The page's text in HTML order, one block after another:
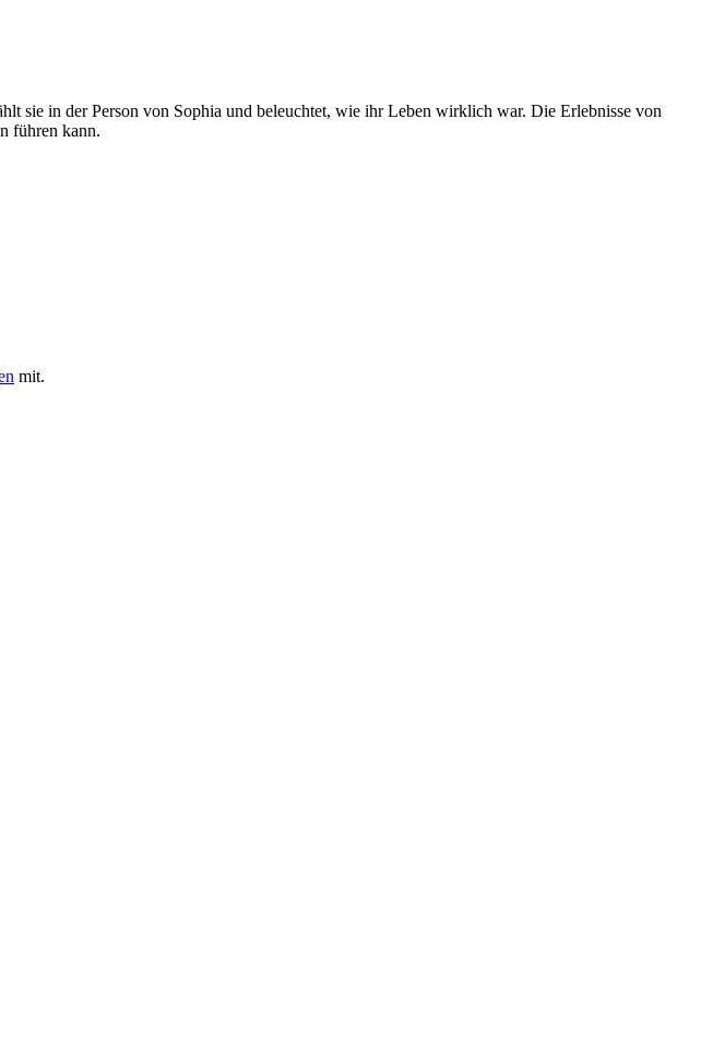
sie in der Person von Sophia und beleuchtet, wie ihr Leben wirklich war. Die Erlebnisse von
führen kann.
mit.